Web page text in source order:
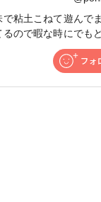
で粘土こねて遊んで
るので暇な時にでも